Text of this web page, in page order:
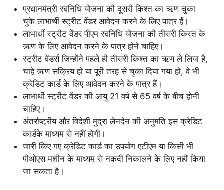
प्रधानमंत्री स्वनिधि योजना की दूसरी किश्त का ऋण चुका
चुके लाभार्थी स्ट्रीट वेंडर आवेदन करने के लिए पात्र हैं।
लाभार्थी स्ट्रीट वेंडर पीएम स्वनिधि योजना की तीसरी किस्त के
ऋण के लिए आवेदन करने के पात्र होने चाहिए।
स्ट्रीट वेंडर्स जिन्होंने पहले ही तीसरी किश्त का ऋण ले लिया है,
चाहे ऋण सक्रिय हो या पूरी तरह से चुका दिया गया हो, वे भी
क्रेडिट कार्ड के लिए आवेदन करने के पात्र हैं।
लाभार्थी स्ट्रीट वेंडर की आयु 21 वर्ष से 65 वर्ष के बीच होनी
चाहिए।
अंतर्राष्ट्रीय और विदेशी मुद्रा लेनदेन की अनुमति इस क्रेडिट
कार्डके माध्यम से नहीं होगी।
जारी किए गए क्रेडिट कार्ड का उपयोग एटीएम या किसी भी
पीओएस मशीन के माध्यम से नकदी निकालने के लिए नहीं किया
जा सकता है।